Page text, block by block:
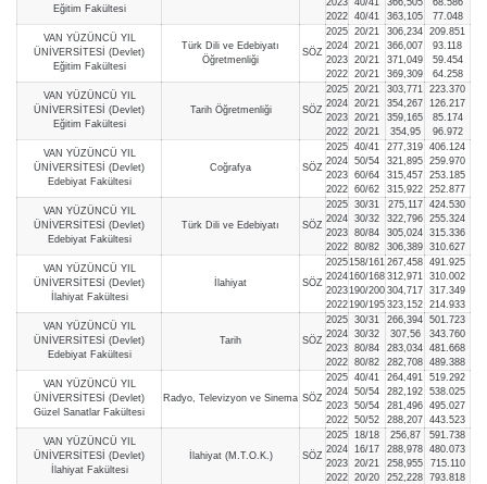
Eğitim Fakültesi
2022 40/41
363,105
77.048
VAN YÜZÜNCÜ YIL
ÜNİVERSİTESİ (Devlet)
Eğitim Fakültesi
Türk Dili ve Edebiyatı
Öğretmenliği
SÖZ
2025
2024
2023
2022
20/21
20/21
20/21
20/21
306,234
366,007
371,049
369,309
209.851
93.118
59.454
64.258
VAN YÜZÜNCÜ YIL
ÜNİVERSİTESİ (Devlet)
Eğitim Fakültesi
Tarih Öğretmenliği SÖZ
2025
2024
2023
2022
20/21
20/21
20/21
20/21
303,771
354,267
359,165
354,95
223.370
126.217
85.174
96.972
VAN YÜZÜNCÜ YIL
ÜNİVERSİTESİ (Devlet)
Edebiyat Fakültesi
Coğrafya SÖZ
2025
2024
2023
2022
40/41
50/54
60/64
60/62
277,319
321,895
315,457
315,922
406.124
259.970
253.185
252.877
VAN YÜZÜNCÜ YIL
ÜNİVERSİTESİ (Devlet)
Edebiyat Fakültesi
Türk Dili ve Edebiyatı SÖZ
2025
2024
2023
2022
30/31
30/32
80/84
80/82
275,117
322,796
305,024
306,389
424.530
255.324
315.336
310.627
VAN YÜZÜNCÜ YIL
ÜNİVERSİTESİ (Devlet)
İlahiyat Fakültesi
İlahiyat SÖZ
2025
2024
2023
2022
158/161
160/168
190/200
190/195
267,458
312,971
304,717
323,152
491.925
310.002
317.349
214.933
VAN YÜZÜNCÜ YIL
ÜNİVERSİTESİ (Devlet)
Edebiyat Fakültesi
Tarih SÖZ
2025
2024
2023
2022
30/31
30/32
80/84
80/82
266,394
307,56
283,034
282,708
501.723
343.760
481.668
489.388
VAN YÜZÜNCÜ YIL
ÜNİVERSİTESİ (Devlet)
Güzel Sanatlar Fakültesi
Radyo, Televizyon ve Sinema SÖZ
2025
2024
2023
2022
40/41
50/54
50/54
50/52
264,491
282,192
281,496
288,207
519.292
538.025
495.027
443.523
VAN YÜZÜNCÜ YIL
ÜNİVERSİTESİ (Devlet)
İlahiyat Fakültesi
İlahiyat (M.T.O.K.) SÖZ
2025
2024
2023
2022
18/18
16/17
20/21
20/20
256,87
288,978
258,955
252,228
591.738
480.073
715.110
793.818